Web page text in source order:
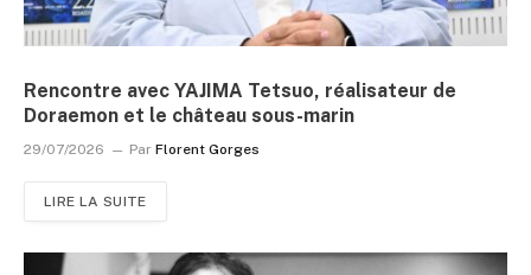
Rencontre avec YAJIMA Tetsuo, réalisateur de
Doraemon et le château sous-marin
29/07/2026 Par Florent Gorges
LIRE LA SUITE